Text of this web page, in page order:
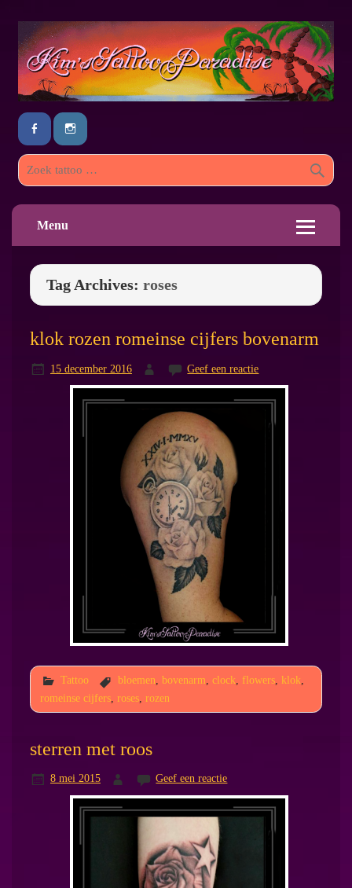
Menu
Tag Archives: roses
klok rozen romeinse cijfers bovenarm
15 december 2016 Geef een reactie
Tattoo bloemen bovenarm clock flowers, klok
romeinse cijfers, roses, rozen
sterren met roos
8 mei 2015 Geef een reactie